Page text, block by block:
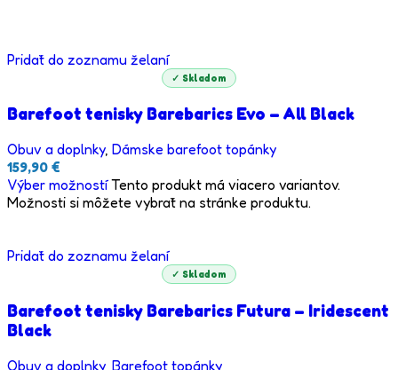
Pridať do zoznamu želaní
✓ Skladom
Barefoot tenisky Barebarics Evo – All Black
Obuv a doplnky, Dámske barefoot topánky
159,90 €
Výber možností Tento produkt má viacero variantov.
Možnosti si môžete vybrať na stránke produktu.
Pridať do zoznamu želaní
✓ Skladom
Barefoot tenisky Barebarics Futura – Iridescent
Black
Obuv a doplnky, Barefoot topánky